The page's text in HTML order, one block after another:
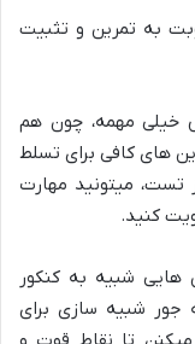
به تمرین و تثبیت
خیلی مهمه، چون هم
های کافی برای تسلط
تست، میتونید مهارت
کنید.
هایی شبیه به کنکور
جور شبیه سازی برای